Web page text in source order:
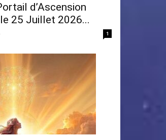
d’Ascension
25 Juillet 2026...
1